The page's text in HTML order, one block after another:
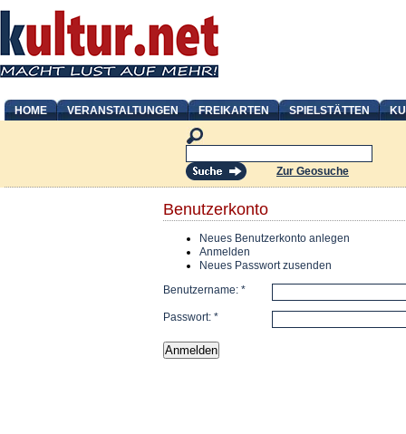
HOME VERANSTALTUNGEN FREIKARTEN SPIELSTÄTTEN
Zur Geosuche
Benutzerkonto
Neues Benutzerkonto anlegen
Anmelden
Neues Passwort zusenden
Benutzername: *
Passwort: *